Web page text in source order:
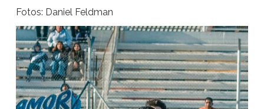
Fotos: Daniel Feldman